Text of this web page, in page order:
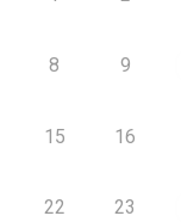
8 9
15 16
22 23